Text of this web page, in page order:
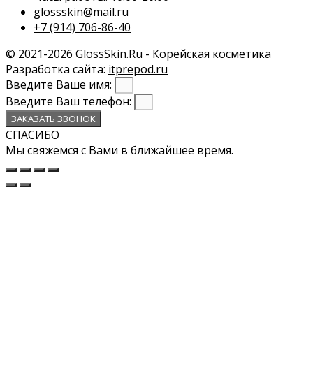
glossskin@mail.ru
+7 (914) 706-86-40
© 2021-2026 GlossSkin.Ru - Корейская косметика
Разработка сайта: itprepod.ru
Введите Ваше имя:
Введите Ваш телефон:
ЗАКАЗАТЬ ЗВОНОК
СПАСИБО
Мы свяжемся с Вами в ближайшее время.